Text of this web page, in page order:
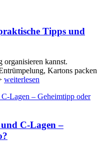
Tipps und
organisieren kannst.
Kartons packen
weiterlesen
C-Lagen –